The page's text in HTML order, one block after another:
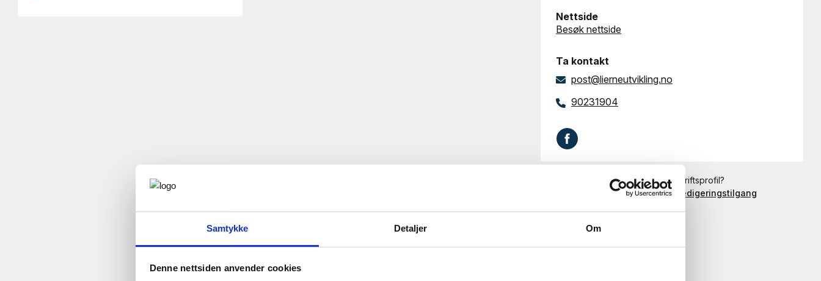
Samtykke Detaljer Om
Denne nettsiden anvender cookies
Nettside
Besøk nettside
Ta kontakt
post@lierneutvikling.no
90231904
Er dette din bedriftsprofil?
Klikk her for å be om redigeringstilgang